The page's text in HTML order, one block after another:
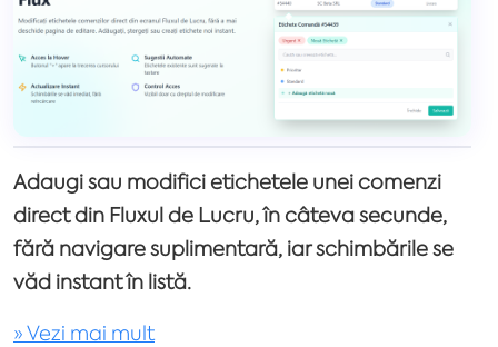
Adaugi sau modifici etichetele unei comenzi
direct din Fluxul de Lucru, în câteva secunde,
fără navigare suplimentară, iar schimbările se
văd instant în listă.
» Vezi mai mult